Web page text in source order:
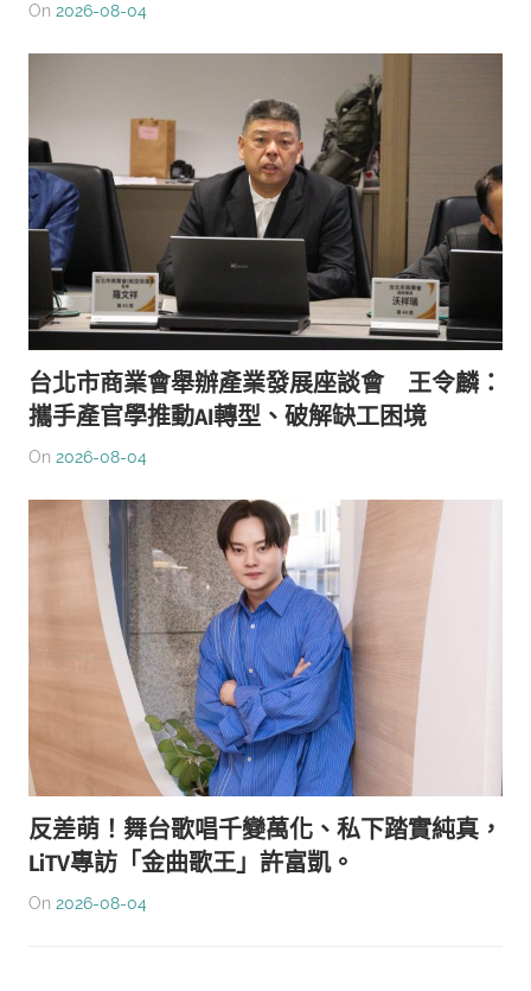
On 2026-08-04
台北市商業會舉辦產業發展座談會 王令麟：
攜手產官學推動AI轉型、破解缺工困境
On 2026-08-04
反差萌！舞台歌唱千變萬化、私下踏實純真，
LiTV專訪「金曲歌王」許富凱。
On 2026-08-04